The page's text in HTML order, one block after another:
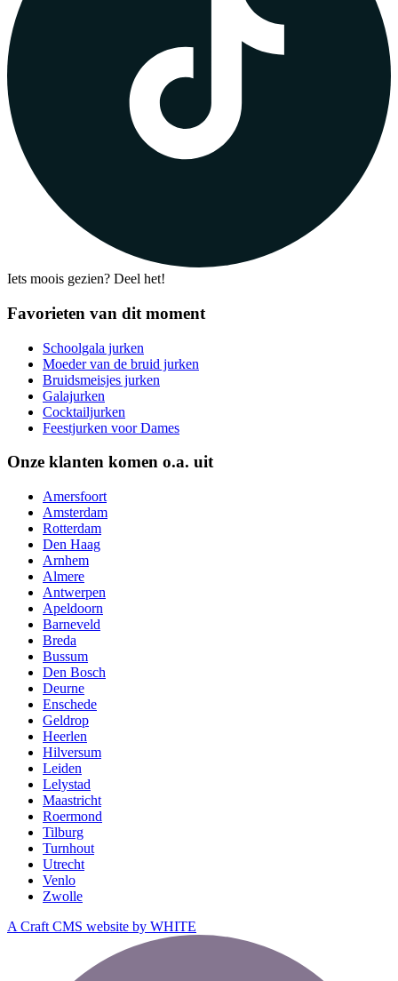
Iets moois gezien? Deel het!
Favorieten van dit moment
Schoolgala jurken
Moeder van de bruid jurken
Bruidsmeisjes jurken
Galajurken
Cocktailjurken
Feestjurken voor Dames
Onze klanten komen o.a. uit
Amersfoort
Amsterdam
Rotterdam
Den Haag
Arnhem
Almere
Antwerpen
Apeldoorn
Barneveld
Breda
Bussum
Den Bosch
Deurne
Enschede
Geldrop
Heerlen
Hilversum
Leiden
Lelystad
Maastricht
Roermond
Tilburg
Turnhout
Utrecht
Venlo
Zwolle
A Craft CMS website by WHITE